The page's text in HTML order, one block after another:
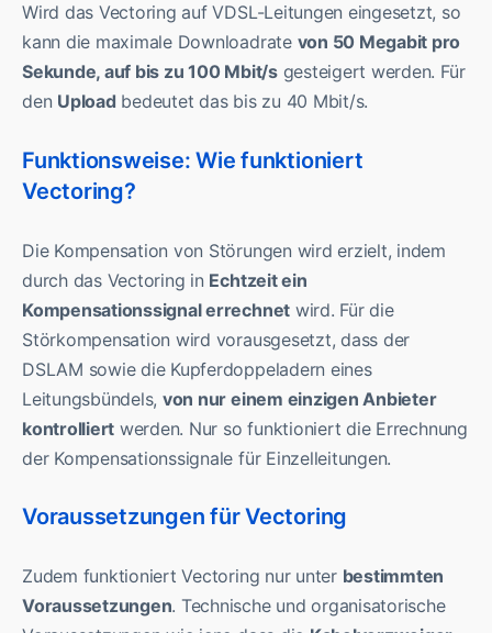
Wird das Vectoring auf VDSL-Leitungen eingesetzt, so
kann die maximale Downloadrate von 50 Megabit pro
Sekunde, auf bis zu 100 Mbit/sgesteigert werden. Für
den Upload bedeutet das bis zu 40 Mbit/s.
Funktionsweise: Wie funktioniert
Vectoring?
Die Kompensation von Störungen wird erzielt, indem
durch das Vectoring in Echtzeit ein
Kompensationssignal errechnet wird. Für die
Störkompensation wird vorausgesetzt, dass der
DSLAM sowie die Kupferdoppeladern eines
Leitungsbündels, von nur einem einzigen Anbieter
kontrolliert werden. Nur so funktioniert die Errechnung
der Kompensationssignale für Einzelleitungen.
Voraussetzungen für Vectoring
Zudem funktioniert Vectoring nur unter bestimmten
Voraussetzungen. Technische und organisatorische